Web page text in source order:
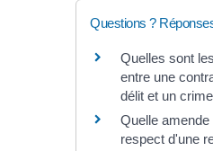
Questions ?
Quelles sont
entre une
délit et un
Quelle
respect d'une